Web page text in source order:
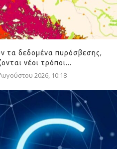
τα δεδομένα πυρόσβεσης,
νέοι τρόποι...
2026, 10:18